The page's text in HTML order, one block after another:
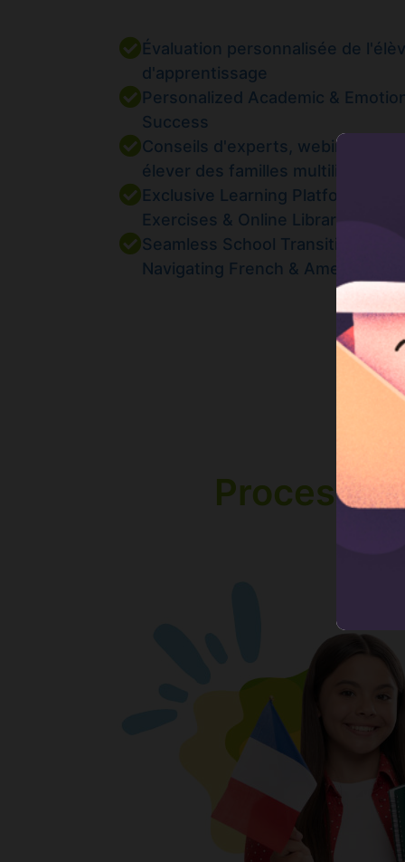
Évaluation personnalisée de
d'apprentissage
Personalized Academic &
Success
Conseils d'experts, webinaires
élever des familles multilingues
Exclusive Learning Platforms:
Exercises & Online Library
Seamless School Transitions:
Navigating French & American
Processus